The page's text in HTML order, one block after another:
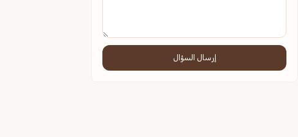
إرسال السؤال